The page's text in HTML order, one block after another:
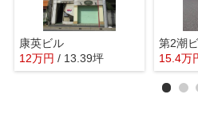
康英ビル
12万円 / 13.39坪
第2潮
15.4万